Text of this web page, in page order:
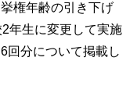
権年齢の引き下げ
年生に変更して実施
回分について掲載し